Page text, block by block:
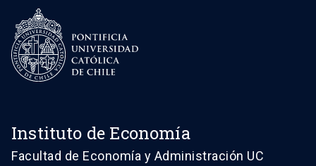
Instituto de Economía
Facultad de Economía y Administración UC